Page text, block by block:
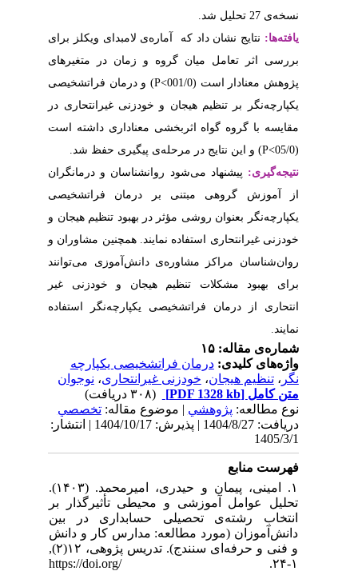
ویکلز برای
در متغیرهای
فراتشخیصی
غیرانتحاری در
داشته است
حفظ شد.
و درمانگران
فراتشخیصی
تنظیم هیجان و
مشاوران و
می‌توانند
و خودزنی غیر
استفاده
یکپارچه
نوجوان
تخصصي
دریافت: 1404/8/27 | پذیرش: 1404/10/17 | انتشار:
۱. امینی، پیمان و حیدری، امیرمحمد. (۱۴۰۳).
بر
در بین
کار و دانش
و فنی و حرفه‌ای سنندج). تدریس پژوهی، ۱۲(۲),
۱-۲۴. https://doi.org/